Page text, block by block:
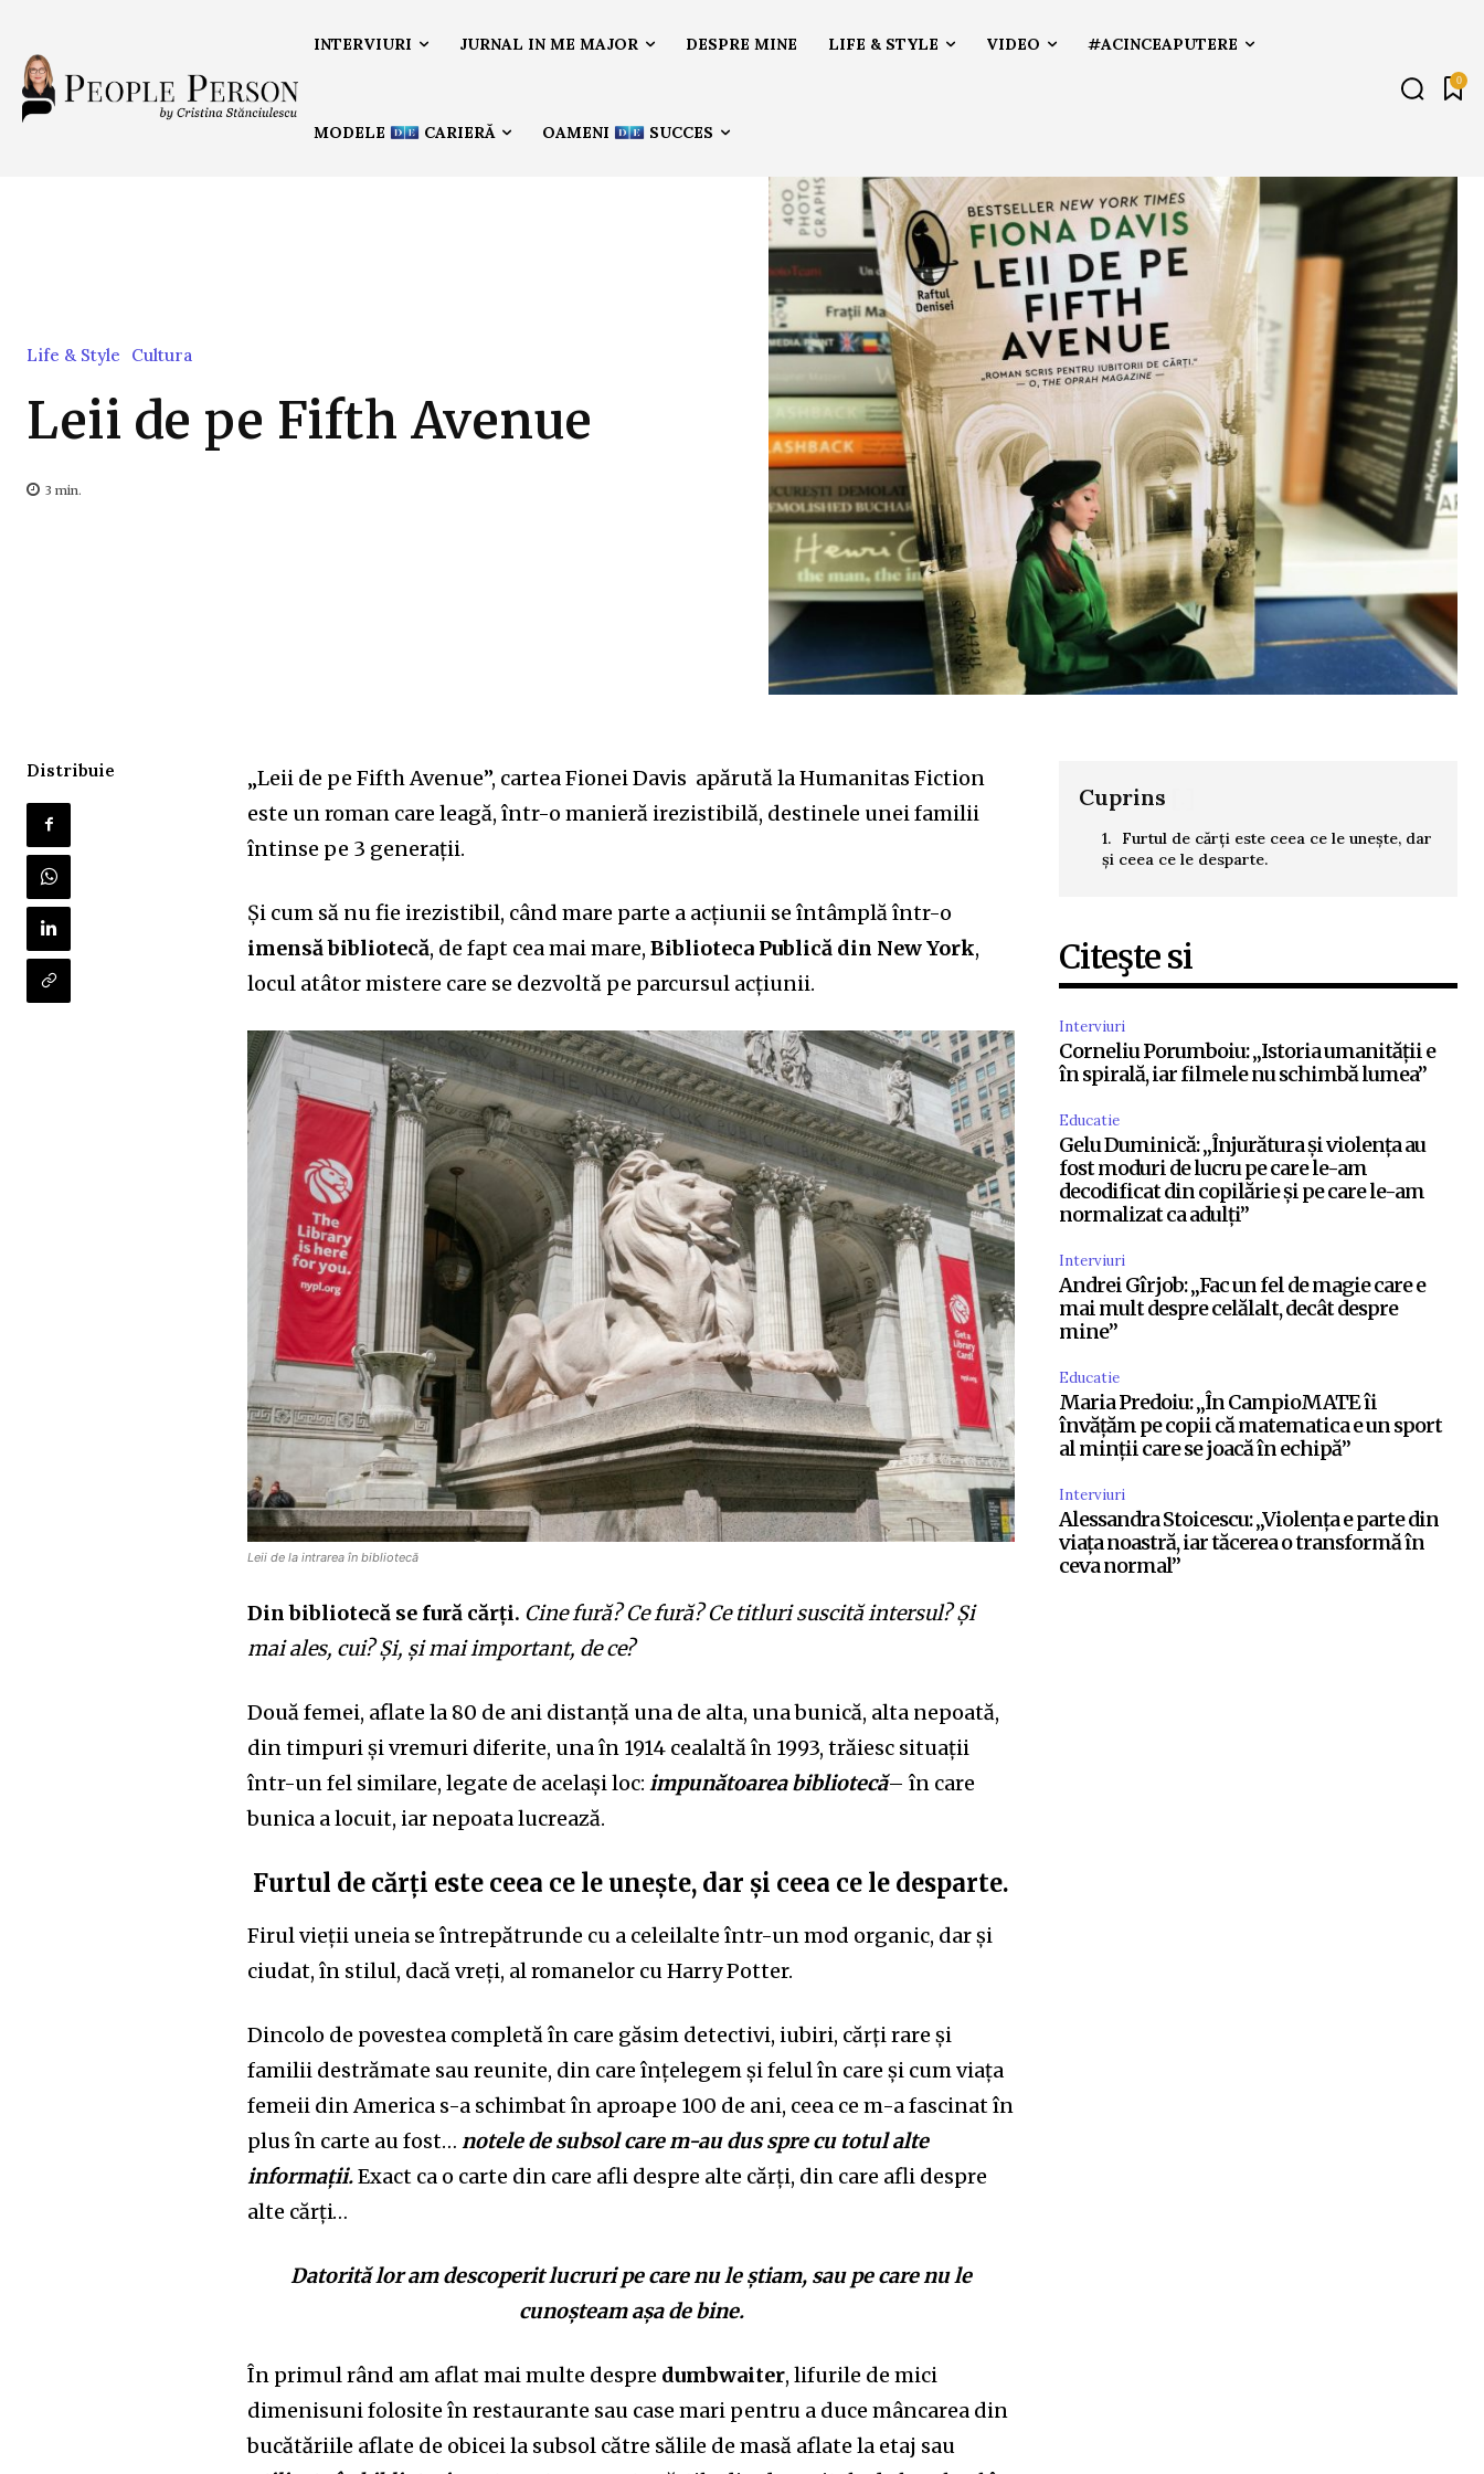
INTERVIURI JURNAL IN ME MAJOR DESPRE MINE LIFE & STYLE VIDEO #ACINCEAPUTERE
MODELE CARIERĂ OAMENI SUCCES
0
Life & Style Cultura
Leii de pe Fifth Avenue
3 min.
Distribuie „Leii de pe Fifth Avenue”, cartea FioneiDavis apărută la Humanitas Fiction
este un roman careleagă, într-o manieră irezistibilă, destinele unei familii
întinse pe 3 generații.
Și cum să nu fie irezistibil, când mare parte a acțiunii se întâmplă într-o
imensă bibliotecă, de fapt cea maimare,Biblioteca Publică din New York,
locul atâtor mistere care se dezvoltă pe parcursul acțiunii.
Leii de la intrarea în bibliotecă
Din bibliotecă se fură cărți. Cine fură? Ce fură? Ce titluri suscită intersul?Și
mai ales, cui? Și, șimaiimportant, de ce?
Două femei, aflate la 80 de ani distanță una de alta, una bunică, alta nepoată,
din timpuri și vremuri diferite, una în 1914 cealaltăîn 1993, trăiesc situații
într-un fel similare,legate de același loc:impunătoarea bibliotecă– în care
bunica a locuit, iar nepoata lucrează.
Furtul de cărți este ceea ce le unește, dar și ceea ce le desparte.
Firul vieții uneia se întrepătrunde cu a celeilalte într-unmod organic, dar și
ciudat,în stilul, dacă vreți, al romanelor cuHarry Potter.
Dincolo de povestea completă în care găsim detectivi, iubiri, cărți rare și
familii destrămate sau reunite, din care înțelegemșifelul în care și cum viața
femeii din America s-a schimbatîn aproape 100 de ani, ceea ce m-a fascinat în
plusîn carte au fost…notele de subsol care m-au dus spre cu totul alte
informații.Exact ca o carte din care afli despre alte cărți, din care afli despre
alte cărți…
Datorită lor am descoperit lucruri pe care nu le știam, sau pe care nu le
cunoșteam așa de bine.
În primul rând am aflat mai multe despre dumbwaiter, lifurile de mici
dimenisuni folosite în restaurante sau case mari pentru a duce mâncarea din
bucătăriile aflate de obicei la subsol către sălile de masă aflate la etaj sau
Cuprins
Furtul de cărți este ceea ce le unește, dar
și ceea ce le desparte.
Citeşte si
Interviuri
Corneliu Porumboiu: „Istoria umanității e
în spirală, iar filmele nu schimbă lumea”
Educatie
Gelu Duminică: „Înjurătura și violența au
fost moduri de lucru pe care le-am
decodificat din copilărie și pe care le-am
normalizat ca adulți”
Interviuri
Andrei Gîrjob: „Fac un fel de magie care e
mai mult despre celălalt, decât despre
mine”
Educatie
Maria Predoiu: „În CampioMATE îi
învățăm pe copii că matematica e un sport
al minții care se joacă în echipă”
Interviuri
Alessandra Stoicescu: „Violența e parte din
viața noastră, iar tăcerea o transformă în
ceva normal”